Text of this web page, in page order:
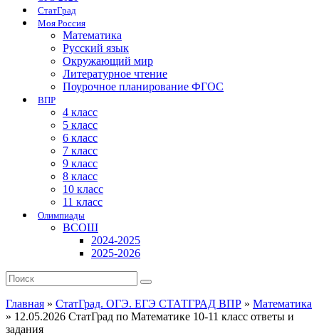
СтатГрад
Моя Россия
Математика
Русский язык
Окружающий мир
Литературное чтение
Поурочное планирование ФГОС
ВПР
4 класс
5 класс
6 класс
7 класс
9 класс
8 класс
10 класс
11 класс
Олимпиады
ВСОШ
2024-2025
2025-2026
Главная » СтатГрад. ОГЭ. ЕГЭ СТАТГРАД ВПР » Математика
» 12.05.2026 СтатГрад по Математике 10-11 класс ответы и
задания